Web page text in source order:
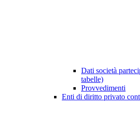
Dati società
tabelle)
Provvedimenti
Enti di diritto privato